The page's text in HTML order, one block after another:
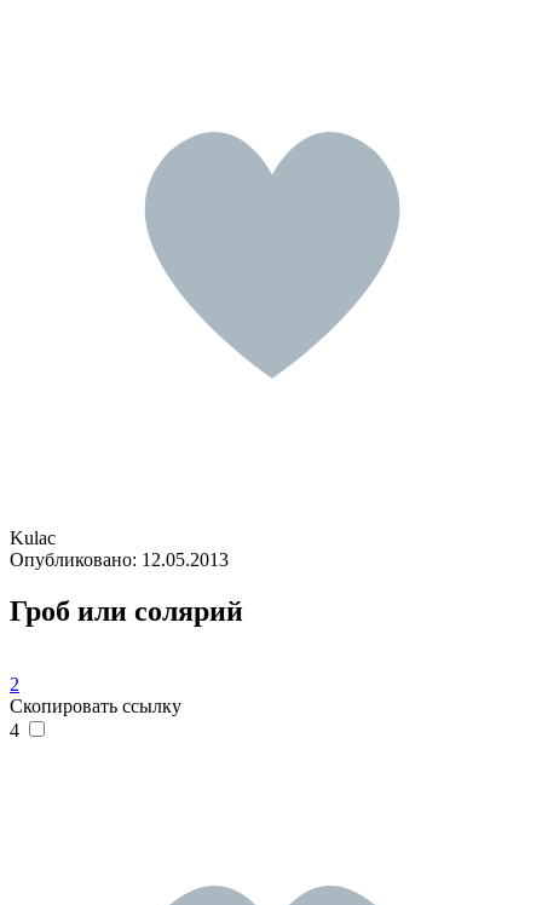
Kulac
Опубликовано: 12.05.2013
Гроб или солярий
2
Скопировать ссылку
4